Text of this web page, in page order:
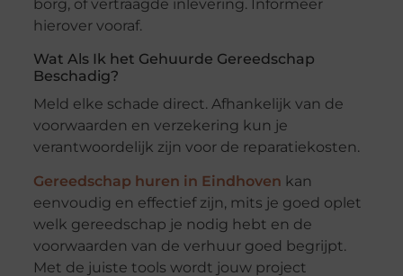
borg, of vertraagde inlevering. Informeer
hierover vooraf.
Wat Als Ik het Gehuurde Gereedschap
Beschadig?
Meld elke schade direct. Afhankelijk van de
voorwaarden en verzekering kun je
verantwoordelijk zijn voor de reparatiekosten.
Gereedschap huren in Eindhoven kan
eenvoudig en effectief zijn, mits je goed oplet
welk gereedschap je nodig hebt en de
voorwaarden van de verhuur goed begrijpt.
Met de juiste tools wordt jouw project